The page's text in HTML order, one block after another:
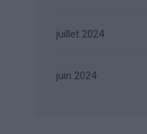
juillet 2024
juin 2024